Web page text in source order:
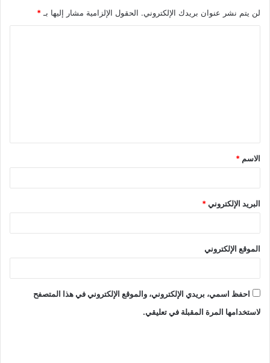
لن يتم نشر عنوان بريدك الإلكتروني. الحقول الإلزامية مشار إليها بـ *
ق
*
الاسم *
البريد الإلكتروني*
الموقع الإلكتروني
احفظ اسمي، بريدي الإلكتروني، والموقع الإلكتروني في هذا المتصفح
لاستخدامها المرة المقبلة في تعليقي.